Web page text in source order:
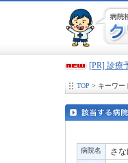
[PR] 診療
TOP > キーワー
病院名 さ